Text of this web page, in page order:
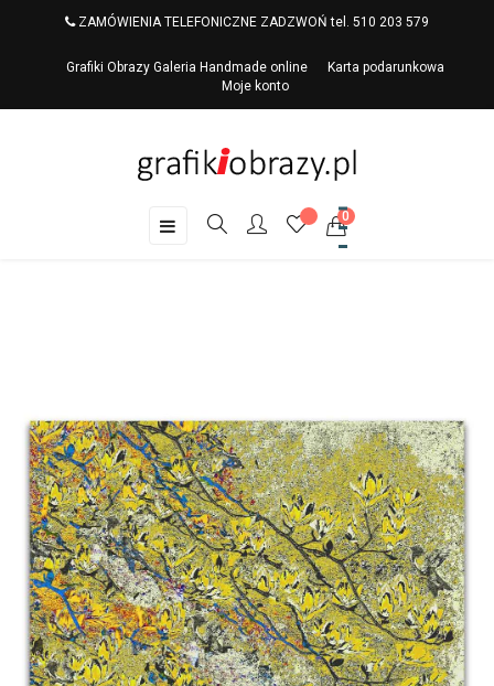
ZAMÓWIENIA TELEFONICZNE ZADZWOŃ tel. 510 203 579
Grafiki Obrazy Galeria Handmade online
Karta podarunkowa
Moje konto
Toggle
☰ 0